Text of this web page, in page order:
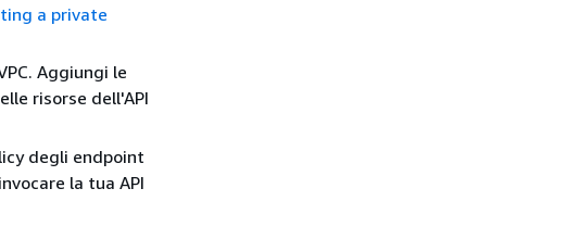
a private
Aggiungi le
risorse dell'API
degli endpoint
la tua API